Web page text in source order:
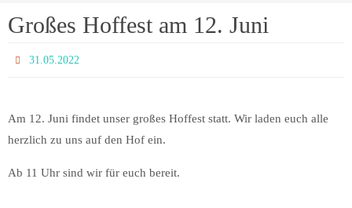
Großes Hoffest am 12. Juni
31.05.2022
Am 12. Juni findet unser großes Hoffest statt. Wir laden euch alle
herzlich zu uns auf den Hof ein.
Ab 11 Uhr sind wir für euch bereit.